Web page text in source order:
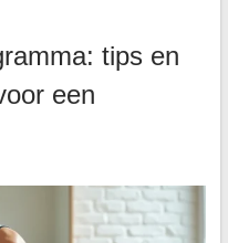
tips en
een